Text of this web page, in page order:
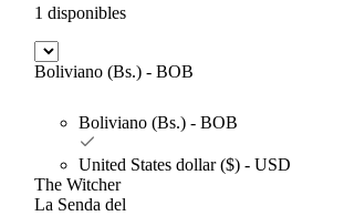
1 disponibles
Boliviano (Bs.) - BOB
Boliviano (Bs.) - BOB
United States dollar ($) - USD
The Witcher
La Senda del